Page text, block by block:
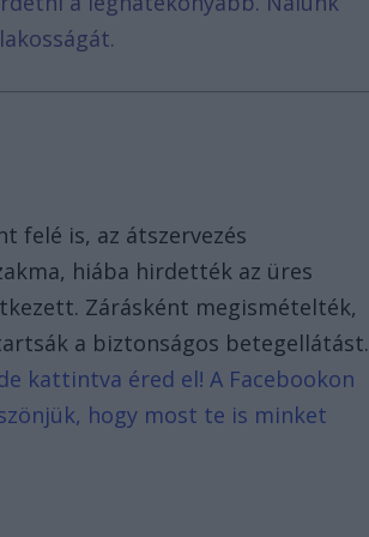
felé is, az átszervezés
hiába hirdették az üres
Zárásként megismételték,
a biztonságos betegellátást.
kattintva éred el! A Facebookon
hogy most te is minket